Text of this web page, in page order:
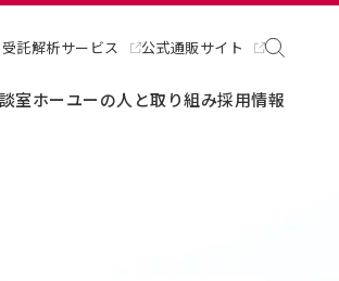
託解析サービス 公式通販サイト
室ホーユーの人と取り組み採用情報